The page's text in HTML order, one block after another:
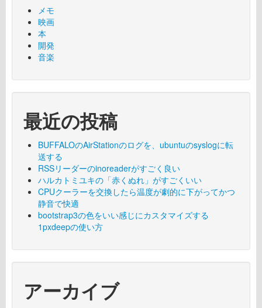
メモ
映画
本
開発
音楽
最近の投稿
BUFFALOのAirStationのログを、ubuntuのsyslogに転
送する
RSSリーダーのinoreaderがすごく良い
ハルカトミユキの「赤くぬれ」がすごくいい
CPUクーラーを交換したら温度が劇的に下がってかつ
静音で快適
bootstrap3の色をいい感じにカスタマイズする
1pxdeepの使い方
アーカイブ